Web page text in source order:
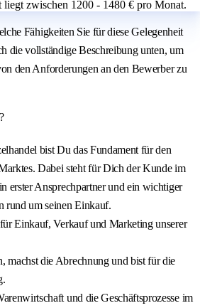
liegt zwischen 1200 - 1480 € pro Monat.
Fähigkeiten Sie für diese Gelegenheit
die vollständige Beschreibung unten, um
den Anforderungen an den Bewerber zu
bist Du das Fundament für den
Dabei steht für Dich der Kunde im
erster Ansprechpartner und ein wichtiger
rund um seinen Einkauf.
Einkauf, Verkauf und Marketing unserer
machst die Abrechnung und bist für die
und die Geschäftsprozesse im